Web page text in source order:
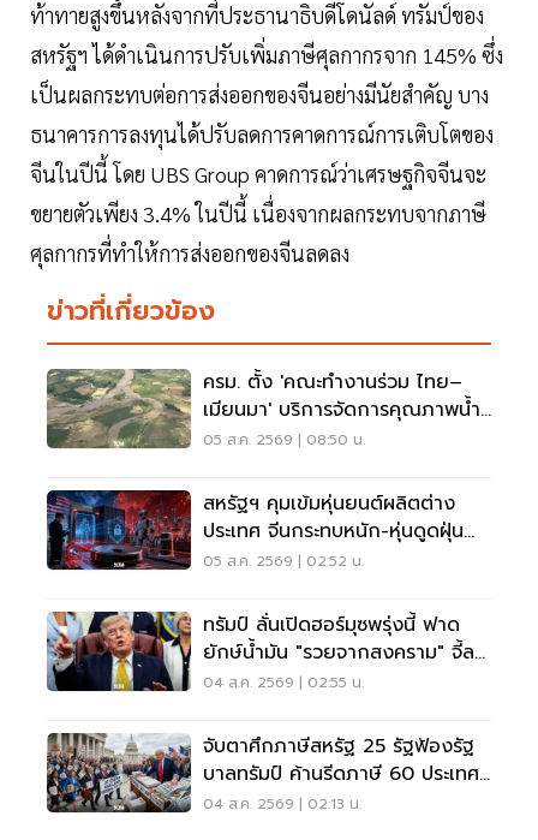
ท้าทายสูงขึ้นหลังจากที่ประธานาธิบดีโดนัลด์ ทรัมป์ของ
สหรัฐฯ ได้ดำเนินการปรับเพิ่มภาษีศุลกากรจาก 145% ซึ่ง
เป็นผลกระทบต่อการส่งออกของจีนอย่างมีนัยสำคัญ บาง
ธนาคารการลงทุนได้ปรับลดการคาดการณ์การเติบโตของ
จีนในปีนี้ โดย UBS Group คาดการณ์ว่าเศรษฐกิจจีนจะ
ขยายตัวเพียง 3.4% ในปีนี้ เนื่องจากผลกระทบจากภาษี
ศุลกากรที่ทำให้การส่งออกของจีนลดลง
ข่าวที่เกี่ยวข้อง
ครม. ตั้ง 'คณะทำงานร่วม ไทย–
เมียนมา' บริการจัดการคุณภาพน้ำ
ข้ามแดน
05 ส.ค. 2569 | 08:50 น.
สหรัฐฯ คุมเข้มหุ่นยนต์ผลิตต่าง
ประเทศ จีนกระทบหนัก-หุ่นดูดฝุ่น
โดนด้วย
05 ส.ค. 2569 | 02:52 น.
ทรัมป์ ลั่นเปิดฮอร์มุซพรุ่งนี้ ฟาด
ยักษ์น้ำมัน "รวยจากสงคราม" จี้ลด
ราคาด่วน
04 ส.ค. 2569 | 02:55 น.
จับตาศึกภาษีสหรัฐ 25 รัฐฟ้องรัฐ
บาลทรัมป์ ค้านรีดภาษี 60 ประเทศ
รวมไทย
04 ส.ค. 2569 | 02:13 น.